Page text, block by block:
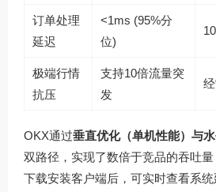
订单处理
延迟
<1ms (95%分
位)
极端行情
抗压
支持10倍流量突
发
OKX通过垂直优化（单机性能）与水
双路径，实现了数倍于竞品的吞吐
下载安装客户端后，可实时查看系